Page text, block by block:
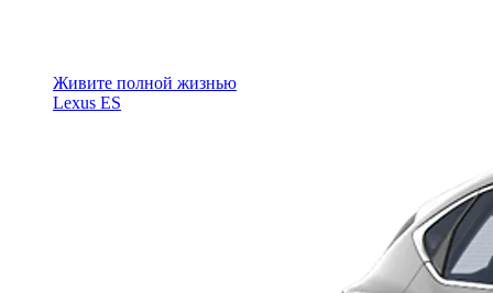
Живите полной жизнью
Lexus ES